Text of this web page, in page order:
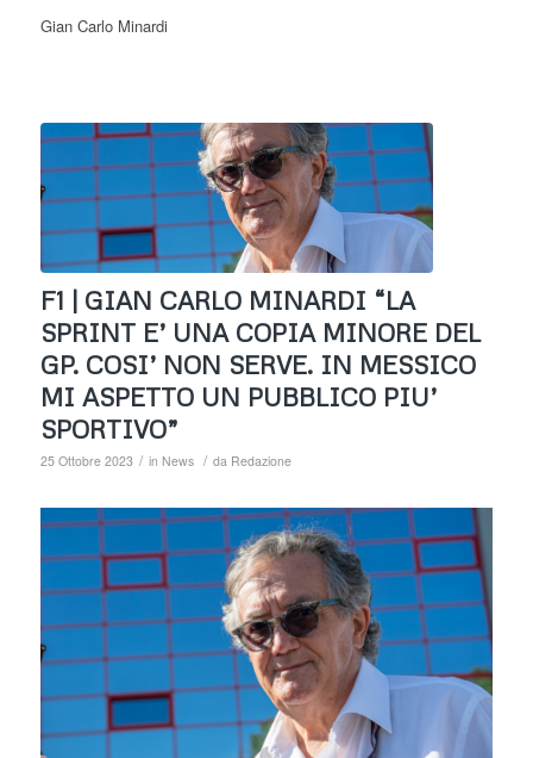
Gian Carlo Minardi
F1 | GIAN CARLO MINARDI “LA
SPRINT E’ UNA COPIA MINORE DEL
GP. COSI’ NON SERVE. IN MESSICO
MI ASPETTO UN PUBBLICO PIU’
SPORTIVO”
25 Ottobre 2023 / in News / da Redazione